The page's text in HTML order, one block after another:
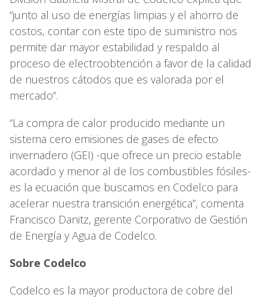
“junto al uso de energías limpias y el ahorro de
costos, contar con este tipo de suministro nos
permite dar mayor estabilidad y respaldo al
proceso de electroobtención a favor de la calidad
de nuestros cátodos que es valorada por el
mercado”.
“La compra de calor producido mediante un
sistema cero emisiones de gases de efecto
invernadero (GEI) -que ofrece un precio estable
acordado y menor al de los combustibles fósiles-
es la ecuación que buscamos en Codelco para
acelerar nuestra transición energética”, comenta
Francisco Danitz, gerente Corporativo de Gestión
de Energía y Agua de Codelco.
Sobre Codelco
Codelco es la mayor productora de cobre del